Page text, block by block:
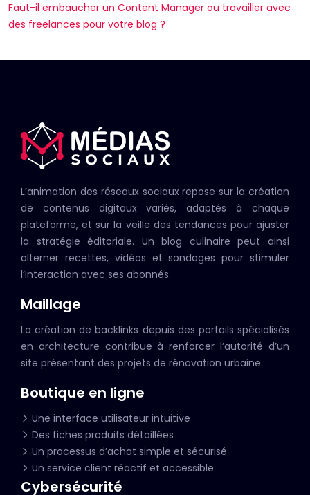
Faut-il embaucher un Content Manager ou travailler avec
des freelances pour votre blog ?
L’animation des réseaux sociaux repose sur la création
de contenus digitaux variés, adaptés à chaque
plateforme, et sur la veille des tendances pour ajuster
la stratégie éditoriale. Un blog culinaire peut ainsi
alterner recettes, vidéos et sondages pour stimuler
l’interaction avec ses abonnés.
Maillage
La création de backlinks depuis des portails spécialisés
en architecture contribue à renforcer l’autorité d’un
site présentant des projets de rénovation urbaine.
Boutique en ligne
Une interface utilisateur intuitive
Des fiches produits détaillées
Un processus d’achat simple et sécurisé
Un service client réactif et accessible
Cybersécurité